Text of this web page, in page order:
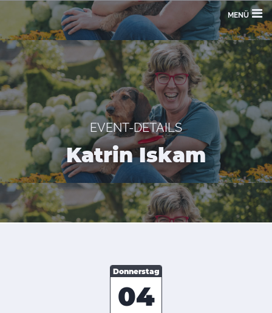
MENÜ
EVENT-DETAILS
Katrin Iskam
Donnerstag
04